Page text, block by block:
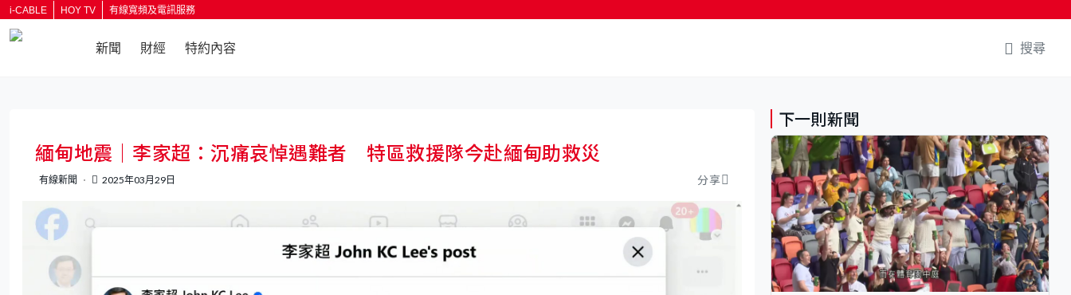
i-CABLE HOY TV 有線寬頻及電訊服務
新聞 財經 特約內容 搜尋
緬甸地震｜李家超：沉痛哀悼遇難者 特區救援隊今赴緬甸助救災
有線新聞 2025年03月29日 分享
下一則新聞